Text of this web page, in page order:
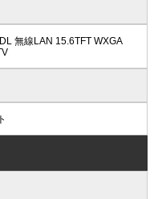
無線LAN 15.6TFT WXGA